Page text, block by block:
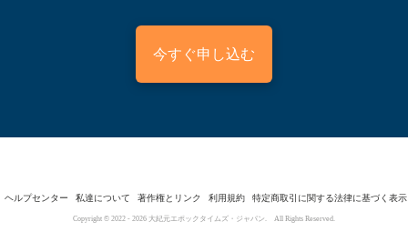
今すぐ申し込む
ヘルプセンター 私達について 著作権とリンク 利用規約 特定商取引に関する法律に基づく表示
Copyright © 2022 - 2026 大紀元エポックタイムズ・ジャパン. All Rights Reserved.